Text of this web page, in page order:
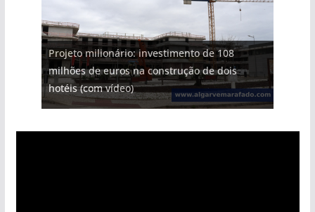
Projeto milionário: investimento de 108
milhões de euros na construção de dois
hotéis (com vídeo)